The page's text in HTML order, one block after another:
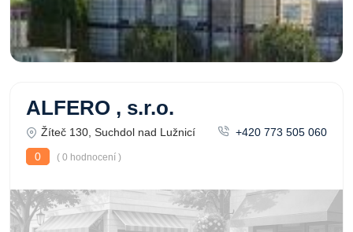
ALFERO , s.r.o.
Žíteč 130, Suchdol nad Lužnicí
+420 773 505 060
0
( 0 hodnocení )